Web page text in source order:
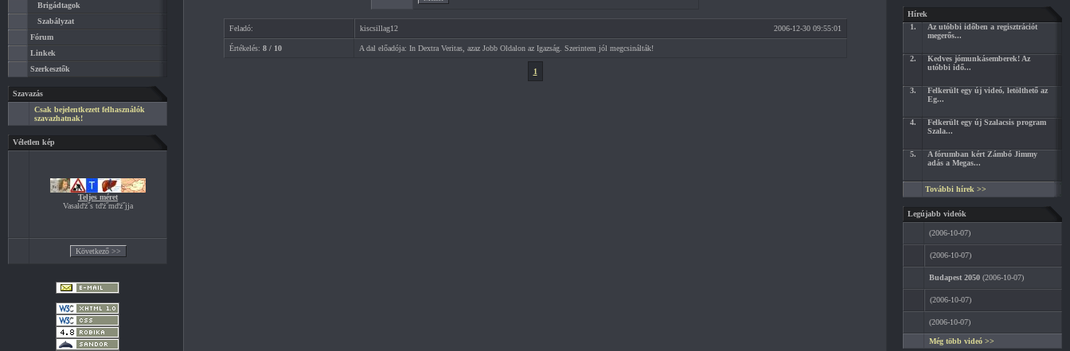
Brigádtagok
Szabályzat
Fórum
Linkek
Szerkesztők
Szavazás
Csak bejelentkezett felhasználók
szavazhatnak!
Véletlen kép
Teljes méret
Vasalďż˝s tďż˝mďż˝jja
Feladó: kiscsillag12 2006-12-30 09:55:01
Értékelés: 8 / 10 A dal előadója: In Dextra Veritas, azaz Jobb Oldalon az Igazság. Szerintem jól megcsinálták!
1
Hírek
1.
Az utóbbi időben a regisztrációt
megerős...
2.
Kedves jómunkásemberek! Az
utóbbi idő...
3.
Felkerült egy új videó, letölthető az
Eg...
4.
Felkerült egy új Szalacsis program
Szala...
5.
A fórumban kért Zámbó Jimmy
adás a Megas...
További hírek >>
Legújabb videók
(2006-10-07)
(2006-10-07)
Budapest 2050 (2006-10-07)
(2006-10-07)
(2006-10-07)
Még több videó >>